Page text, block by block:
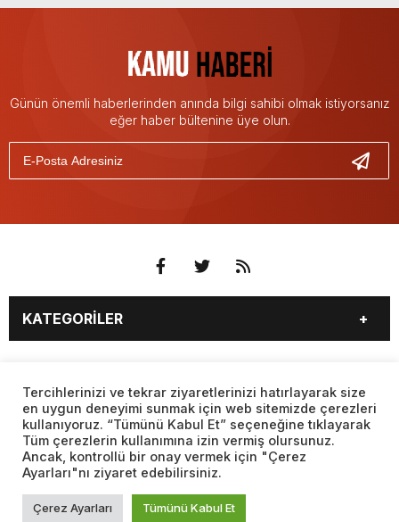
Günün önemli haberlerinden anında bilgi sahibi olmak istiyorsanız
eğer haber bültenine üye olun.
KATEGORİLER
EĞİTİM
SAĞLIK
YAŞAM
SPOR
MAGAZİN
KÜLTÜR SANAT
TEKNOLOJİ
DÜNYA
BİYOGRAFİLER
VIDEO GALERİ
SAYFALAR
BURÇLAR
CANLI BORSA
CANLI SONUÇLAR
CANLI TV
FİKSTÜR
FİRMA EKLE
FİRMA REHBERİ
GAZETE OKU
Web sitemizde yer alan haber içerikleri izin alınmadan,
kaynak gösterilerek dahi iktibas edilemez. Kanuna aykırı ve
izinsiz olarak kopyalanamaz, başka yerde yayınlanamaz.
Tercihlerinizi ve tekrar ziyaretlerinizi hatırlayarak size
en uygun deneyimi sunmak için web sitemizde çerezleri
kullanıyoruz. “Tümünü Kabul Et” seçeneğine tıklayarak
Tüm çerezlerin kullanımına izin vermiş olursunuz.
Ancak, kontrollü bir onay vermek için "Çerez
Ayarları"nı ziyaret edebilirsiniz.
Çerez Ayarları Tümünü Kabul Et